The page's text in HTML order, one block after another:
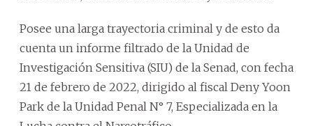
Posee una larga trayectoria criminal y de esto da
cuenta un informe filtrado de la Unidad de
Investigación Sensitiva (SIU) de la Senad, con fecha
21 de febrero de 2022, dirigido al fiscal Deny Yoon
Park de la Unidad Penal N° 7, Especializada en la